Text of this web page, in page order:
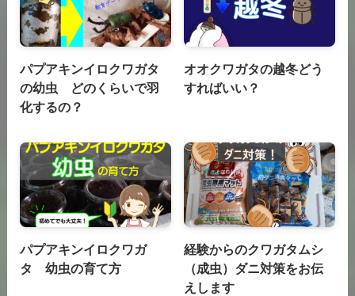
パプアキンイロクワガタ
の幼虫 どのくらいで羽
化するの？
オオクワガタの越冬どう
すればいい？
パプアキンイロクワガ
タ 幼虫の育て方
経験からのクワガタムシ
（成虫）ダニ対策をお伝
えします